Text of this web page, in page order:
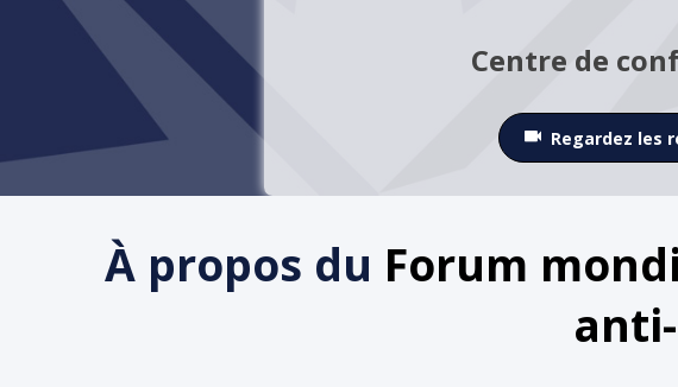
Centre de
Regardez les
À propos du Forum